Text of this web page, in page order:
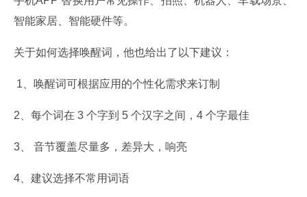
智能家居、智能硬件等。
关于如何选择唤醒词，他也给出了以下建议：
1、唤醒词可根据应用的个性化需求来订制
2、每个词在 3 个字到 5 个汉字之间，4 个字最佳
3、 音节覆盖尽量多，差异大，响亮
4、建议选择不常用词语